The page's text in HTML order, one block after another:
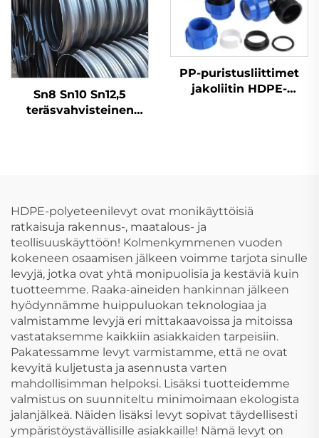
Sn8 Sn10 Sn12,5
teräsvahvisteinen
PP-puristusliittimet
jakoliitin HDPE-
HDPE-polyeteenilevyt ovat monikäyttöisiä
ratkaisuja rakennus-, maatalous- ja
teollisuuskäyttöön! Kolmenkymmenen vuoden
kokeneen osaamisen jälkeen voimme tarjota sinulle
levyjä, jotka ovat yhtä monipuolisia ja kestäviä kuin
tuotteemme. Raaka-aineiden hankinnan jälkeen
hyödynnämme huippuluokan teknologiaa ja
valmistamme levyjä eri mittakaavoissa ja mitoissa
vastataksemme kaikkiin asiakkaiden tarpeisiin.
Pakatessamme levyt varmistamme, että ne ovat
kevyitä kuljetusta ja asennusta varten
mahdollisimman helpoksi. Lisäksi tuotteidemme
valmistus on suunniteltu minimoimaan ekologista
jalanjälkeä. Näiden lisäksi levyt sopivat täydellisesti
ympäristöystävällisille asiakkaille! Nämä levyt on